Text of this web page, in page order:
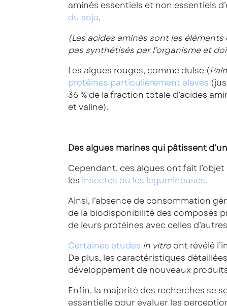
aminés essentiels et non essentiels
du soja.
(Les acides aminés sont les
pas synthétisés par l’organisme et
Les algues rouges, comme dulse (
protéines particulièrement élevés
36 % de la fraction totale d’acides
et valine).
Des algues marines qui pâtissent
Cependant, ces algues ont fait
les insectes ou les légumineuses.
Ainsi, l’absence de consommation
de la biodisponibilité des composés
de leurs protéines avec celles
Certaines études in vitro ont révélé
De plus, les caractéristiques
développement de nouveaux
Enfin, la majorité des recherches se
essentielle pour évaluer les